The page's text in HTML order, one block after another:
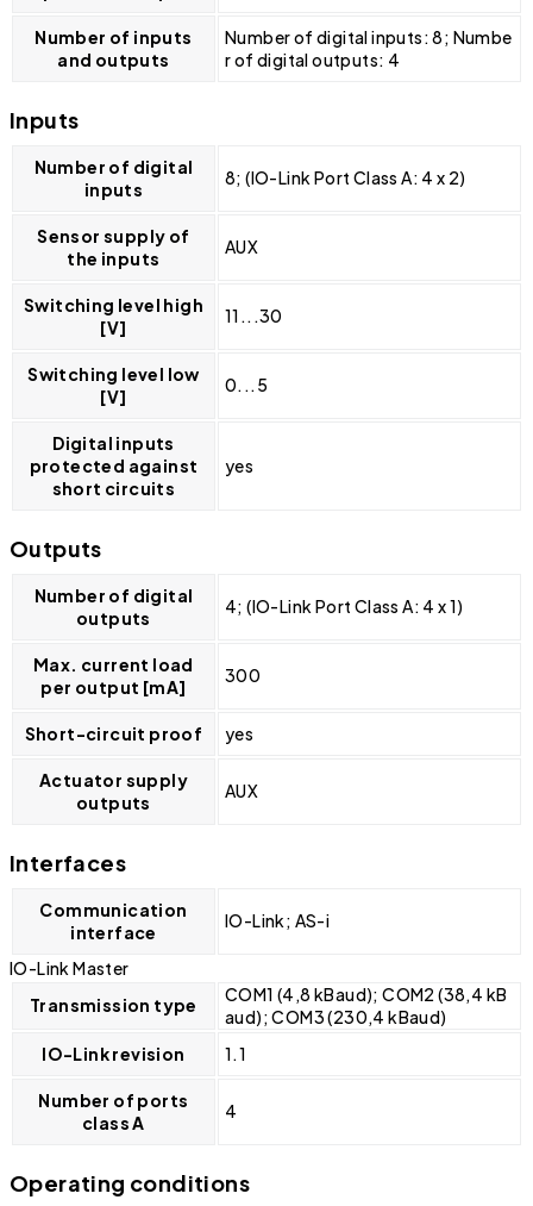
Number of inputs
and outputs
Number of digital inputs: 8; Numbe
r of digital outputs: 4
Inputs
Number of digital
inputs
8; (IO-Link Port Class A: 4 x 2)
Sensor supply of
the inputs
AUX
Switching level high
[V]
11...30
Switching level low
[V]
0...5
Digital inputs
protected against
short circuits
yes
Outputs
Number of digital
outputs
4; (IO-Link Port Class A: 4 x 1)
Max. current load
per output [mA]
300
Short-circuit proof yes
Actuator supply
outputs
AUX
Interfaces
Communication
interface
IO-Link; AS-i
IO-Link Master
Transmission type
COM1 (4,8 kBaud); COM2 (38,4 kB
aud); COM3 (230,4 kBaud)
IO-Link revision
1.1
Number of ports
class A
4
Operating conditions